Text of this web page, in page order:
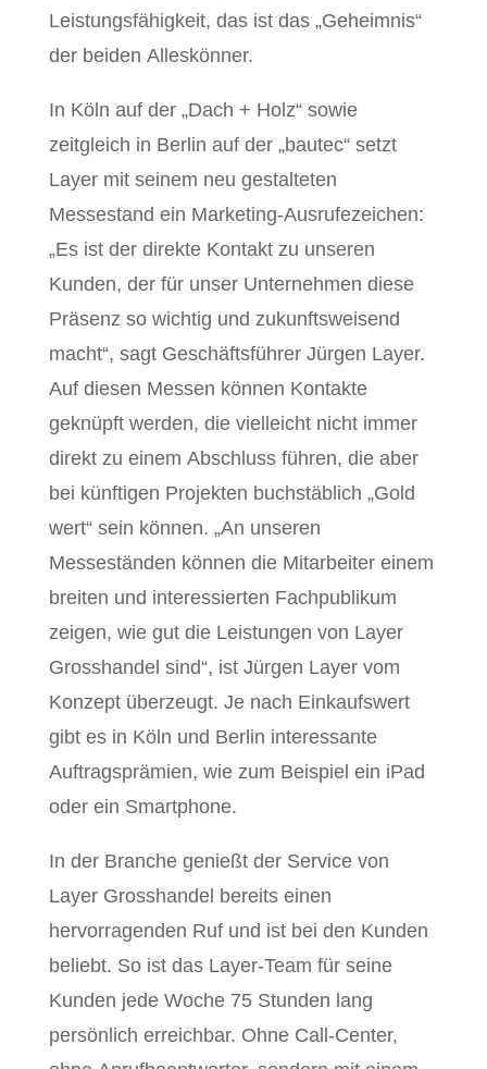
Leistungsfähigkeit, das ist das „Geheimnis“
der beiden Alleskönner.
In Köln auf der „Dach + Holz“ sowie
zeitgleich in Berlin auf der „bautec“ setzt
Layer mit seinem neu gestalteten
Messestand ein Marketing-Ausrufezeichen:
„Es ist der direkte Kontakt zu unseren
Kunden, der für unser Unternehmen diese
Präsenz so wichtig und zukunftsweisend
macht“, sagt Geschäftsführer Jürgen Layer.
Auf diesen Messen können Kontakte
geknüpft werden, die vielleicht nicht immer
direkt zu einem Abschluss führen, die aber
bei künftigen Projekten buchstäblich „Gold
wert“ sein können. „An unseren
Messeständen können die Mitarbeiter einem
breiten und interessierten Fachpublikum
zeigen, wie gut die Leistungen von Layer
Grosshandel sind“, ist Jürgen Layer vom
Konzept überzeugt. Je nach Einkaufswert
gibt es in Köln und Berlin interessante
Auftragsprämien, wie zum Beispiel ein iPad
oder ein Smartphone.
In der Branche genießt der Service von
Layer Grosshandel bereits einen
hervorragenden Ruf und ist bei den Kunden
beliebt. So ist das Layer-Team für seine
Kunden jede Woche 75 Stunden lang
persönlich erreichbar. Ohne Call-Center,